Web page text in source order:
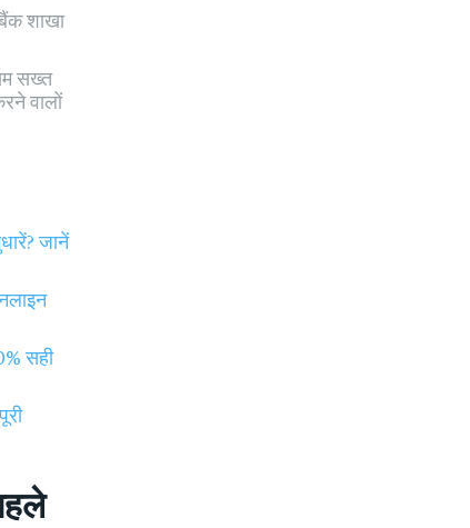
शाखा
सख्त
वालों
जानें
सही